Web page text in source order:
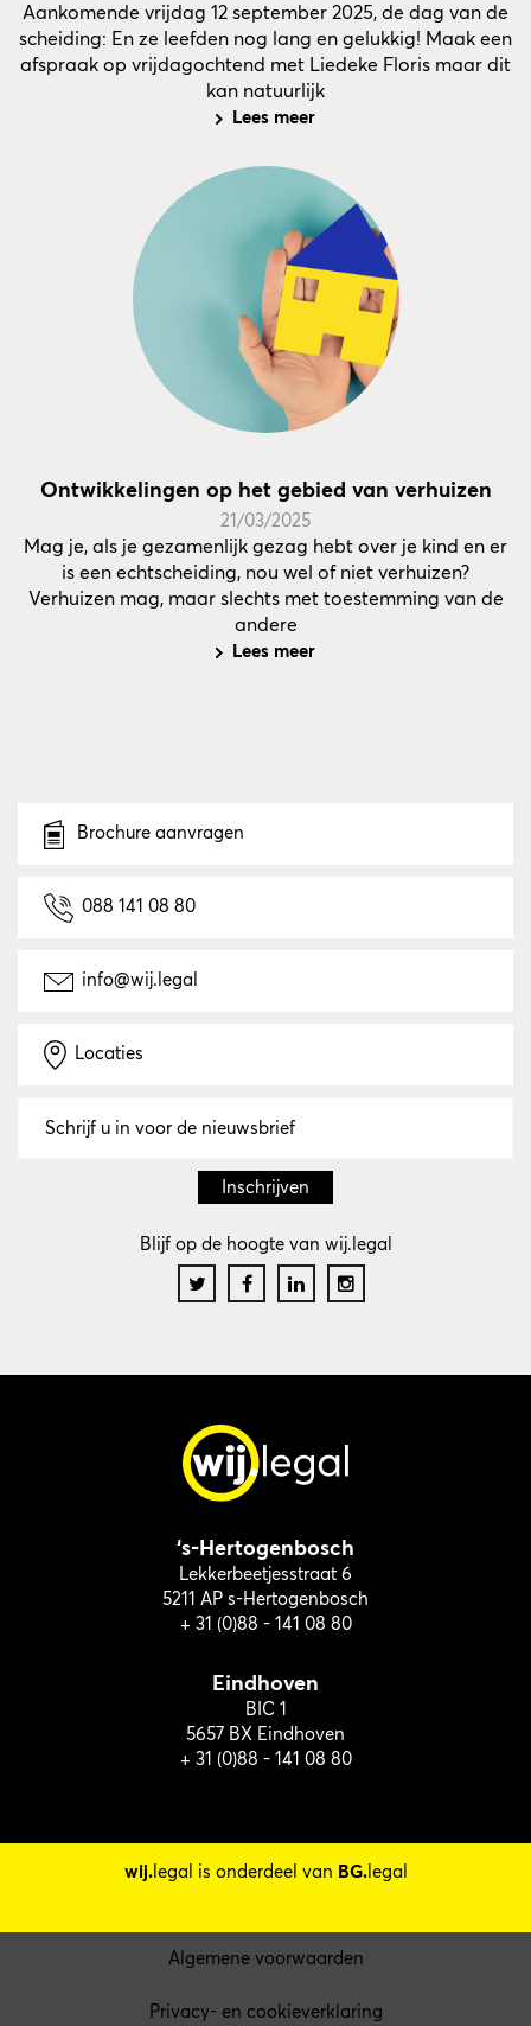
Aankomende vrijdag 12 september 2025, de dag van de
scheiding: En ze leefden nog lang en gelukkig! Maak een
afspraak op vrijdagochtend met Liedeke Floris maar dit
kan natuurlijk
Lees meer
Ontwikkelingen op het gebied van verhuizen
21/03/2025
Mag je, als je gezamenlijk gezag hebt over je kind en er
is een echtscheiding, nou wel of niet verhuizen?
Verhuizen mag, maar slechts met toestemming van de
andere
Lees meer
Brochure aanvragen
088 141 08 80
info@wij.legal
Locaties
Blijf op de hoogte van wij.legal
‘s-Hertogenbosch
Lekkerbeetjesstraat 6
5211 AP s-Hertogenbosch
+ 31 (0)88 - 141 08 80
Eindhoven
BIC 1
5657 BX Eindhoven
+ 31 (0)88 - 141 08 80
wij.legal is onderdeel van BG.legal
Algemene voorwaarden
Privacy- en cookieverklaring